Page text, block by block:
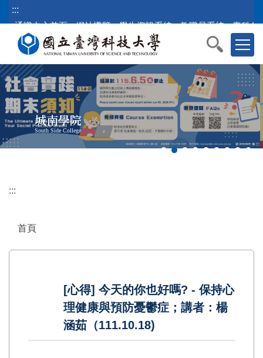
跳
到
內
容
區
塊
:::
通識中心首頁
網站導覽 學生資訊系統 教職員系統 臺科公
城南學院
South Side College
:::
首頁
[心得] 今天的你也好嗎? - 保持心
理健康與預防憂鬱症；講者：楊
涵茹（111.10.18)